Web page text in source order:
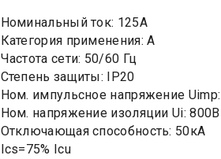
Номинальный ток: 125А
Категория применения: А
Частота сети: 50/60 Гц
Степень защиты: IP20
Ном. импульсное напряжение
Ном. напряжение изоляции Ui: 800В
Отключающая способность: 50кА
Ics=75% Icu